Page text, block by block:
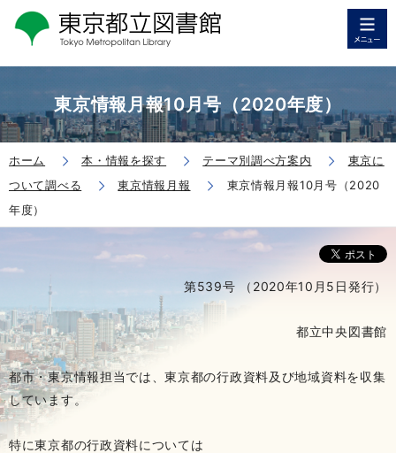
東京情報月報10月号（2020年度）
ホーム 本・情報を探す テーマ別調べ方案内
東京に
ついて調べる
東京情報月報
東京情報月報10月号（2020
年度）
第539号 （2020年10月5日発行）
都立中央図書館
都市・東京情報担当では、東京都の行政資料及び地域資料を収集
しています。
特に東京都の行政資料については